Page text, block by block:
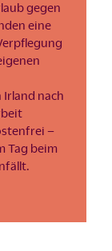
gegen
eine
Irland nach
–
Tag beim